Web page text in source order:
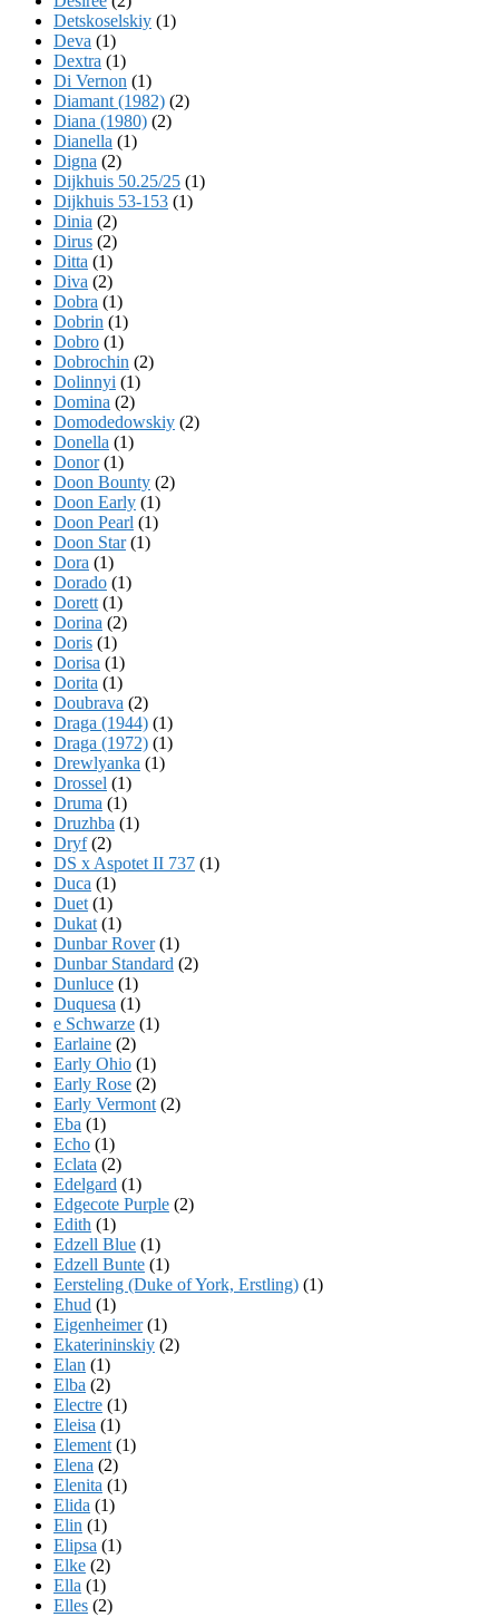
Detskoselskiy (1)
Deva (1)
Dextra (1)
Di Vernon (1)
Diamant (1982) (2)
Diana (1980) (2)
Dianella (1)
Digna (2)
Dijkhuis 50.25/25 (1)
Dijkhuis 53-153 (1)
Dinia (2)
Dirus (2)
Ditta (1)
Diva (2)
Dobra (1)
Dobrin (1)
Dobro (1)
Dobrochin (2)
Dolinnyi (1)
Domina (2)
Domodedowskiy (2)
Donella (1)
Donor(1)
Doon Bounty (2)
Doon Early (1)
Doon Pearl (1)
Doon Star(1)
Dora (1)
Dorado (1)
Dorett (1)
Dorina (2)
Doris (1)
Dorisa (1)
Dorita (1)
Doubrava (2)
Draga (1944) (1)
Draga (1972) (1)
Drewlyanka (1)
Drossel (1)
Druma (1)
Druzhba (1)
Dryf(2)
DS x Aspotet II 737 (1)
Duca (1)
Duet (1)
Dukat (1)
Dunbar Rover(1)
Dunbar Standard (2)
Dunluce (1)
Duquesa (1)
e Schwarze (1)
Earlaine (2)
Early Ohio (1)
Early Rose (2)
Early Vermont (2)
Eba (1)
Echo (1)
Eclata (2)
Edelgard (1)
Edgecote Purple (2)
Edith (1)
Edzell Blue (1)
Edzell Bunte (1)
Eersteling (Duke of York, Erstling) (1)
Ehud (1)
Eigenheimer(1)
Ekaterininskiy (2)
Elan (1)
Elba (2)
Electre (1)
Eleisa (1)
Element (1)
Elena (2)
Elenita (1)
Elida (1)
Elin (1)
Elipsa (1)
Elke (2)
Ella (1)
Elles (2)